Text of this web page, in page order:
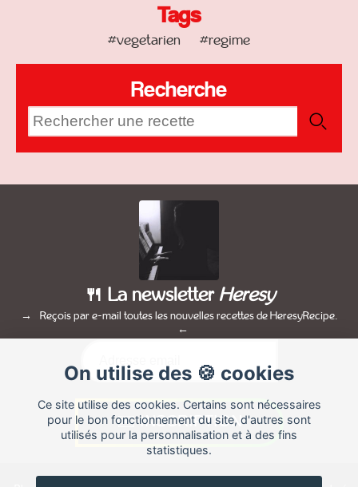
Tags
#vegetarien #regime
Recherche
On utilise des 🍪 cookies
Ce site utilise des cookies. Certains sont nécessaires
pour le bon fonctionnement du site, d'autres sont
utilisés pour la personnalisation et à des fins
statistiques.
🍴 La newsletter Heresy
Reçois par e-mail toutes les nouvelles recettes de HeresyRecipe.